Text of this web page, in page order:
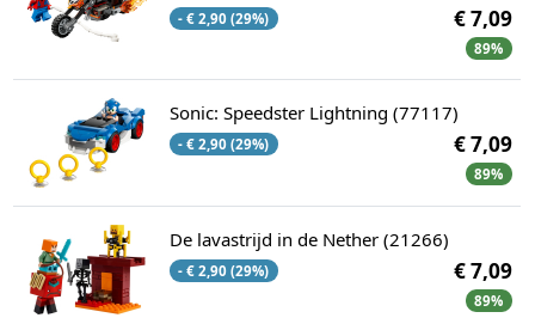
- € 2,90 (29%) € 7,09
89%
Sonic: Speedster Lightning (77117)
- € 2,90 (29%) € 7,09
89%
De lavastrijd in de Nether (21266)
- € 2,90 (29%) € 7,09
89%